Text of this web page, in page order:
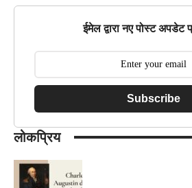
ईमेल द्वारा नए पोस्ट अपडेट
Subscribe
लोकप्रिय